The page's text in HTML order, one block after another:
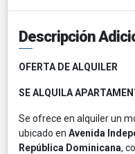
Descripción
OFERTA DE ALQUILER
SE ALQUILA
Se ofrece en alquiler un
ubicado en Avenida
República Dominicana,